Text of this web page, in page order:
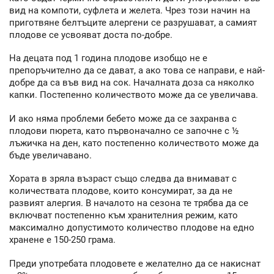
вид на компоти, суфлета и желета. Чрез този начин на
приготвяне белтъците алергени се разрушават, а самият
плодове се усвояват доста по-добре.
На децата под 1 година плодове изобщо не е
препоръчително да се дават, а ако това се направи, е най-
добре да са във вид на сок. Началната доза са няколко
капки. Постепенно количеството може да се увеличава.
И ако няма проблеми бебето може да се захранва с
плодови пюрета, като първоначално се започне с ½
лъжичка на ден, като постепенно количеството може да
бъде увеличавано.
Хората в зряла възраст също следва да внимават с
количествата плодове, които консумират, за да не
развият алергия. В началото на сезона те трябва да се
включват постепенно към хранителния режим, като
максимално допустимото количество плодове на едно
хранене е 150-250 грама.
Преди употребата плодовете е желателно да се накиснат